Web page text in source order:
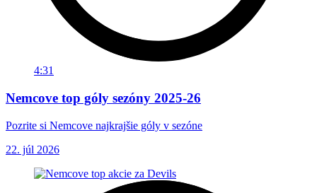
4:31
Nemcove top góly sezóny 2025-26
Pozrite si Nemcove najkrajšie góly v sezóne
22. júl 2026